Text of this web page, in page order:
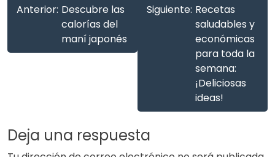
Anterior: Descubre las
calorías del
maní japonés
Siguiente: Recetas
saludables y
económicas
para toda la
semana:
¡Deliciosas
ideas!
Deja una respuesta